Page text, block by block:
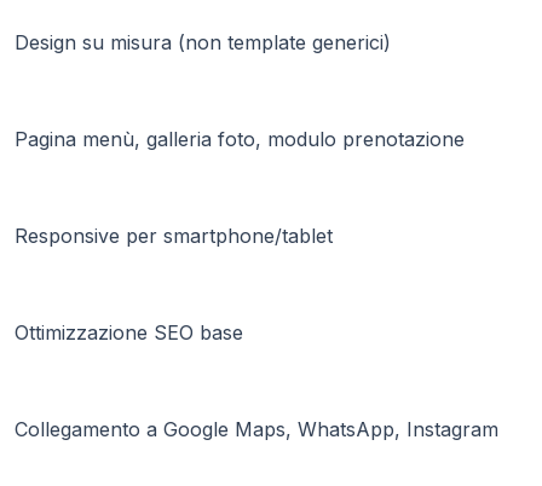
Design su misura (non template generici)
Pagina menù, galleria foto, modulo prenotazione
Responsive per smartphone/tablet
Ottimizzazione SEO base
Collegamento a Google Maps, WhatsApp, Instagram